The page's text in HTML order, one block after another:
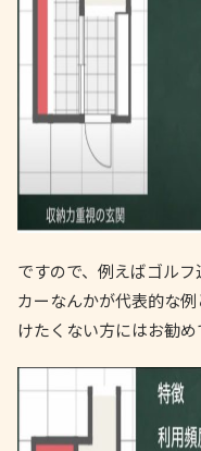
ですので、例えばゴル
カーなんかが代表的な
けたくない方にはお勧め